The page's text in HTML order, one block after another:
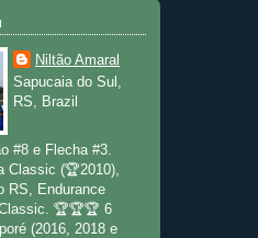
Niltão Amaral
Sapucaia do Sul,
RS, Brazil
#8 e Flecha #3.
Classic (🏆2010),
RS, Endurance
🏆🏆🏆 6
(2016, 2018 e